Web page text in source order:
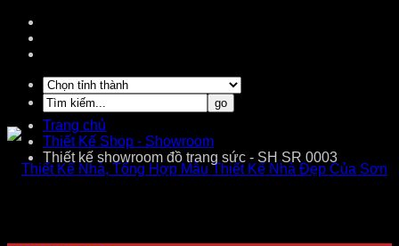
Trang chủ
Thiết Kế Shop - Showroom
Thiết kế showroom đồ trang sức - SH SR 0003